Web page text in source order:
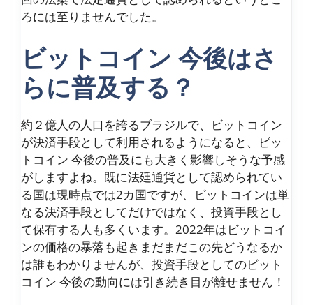
ろには至りませんでした。
ビットコイン 今後はさ
らに普及する？
約２億人の人口を誇るブラジルで、ビットコイン
が決済手段として利用されるようになると、ビッ
トコイン 今後の普及にも大きく影響しそうな予感
がしますよね。既に法廷通貨として認められてい
る国は現時点では2カ国ですが、ビットコインは単
なる決済手段としてだけではなく、投資手段とし
て保有する人も多くいます。2022年はビットコイ
ンの価格の暴落も起きまだまだこの先どうなるか
は誰もわかりませんが、投資手段としてのビット
コイン 今後の動向には引き続き目が離せません！